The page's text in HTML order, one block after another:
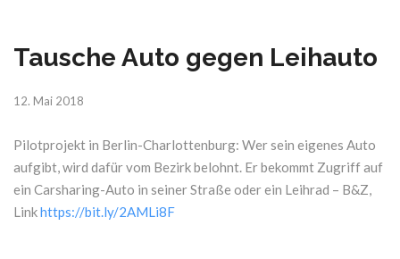
Tausche Auto gegen Leihauto
12. Mai 2018
Pilotprojekt in Berlin-Charlottenburg: Wer sein eigenes Auto
aufgibt, wird dafür vom Bezirk belohnt. Er bekommt Zugriff auf
ein Carsharing-Auto in seiner Straße oder ein Leihrad – B&Z,
Linkhttps://bit.ly/2AMLi8F